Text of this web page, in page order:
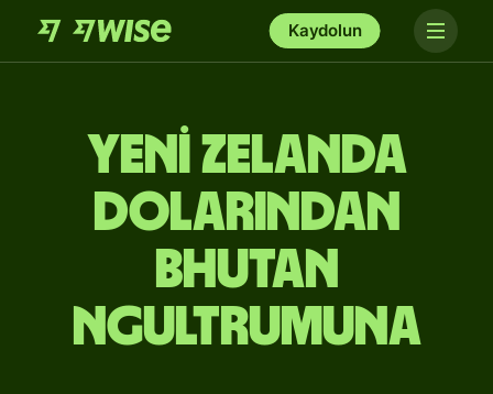
Kaydolun
Yeni Zelanda
dolarından
Bhutan
ngultrumuna